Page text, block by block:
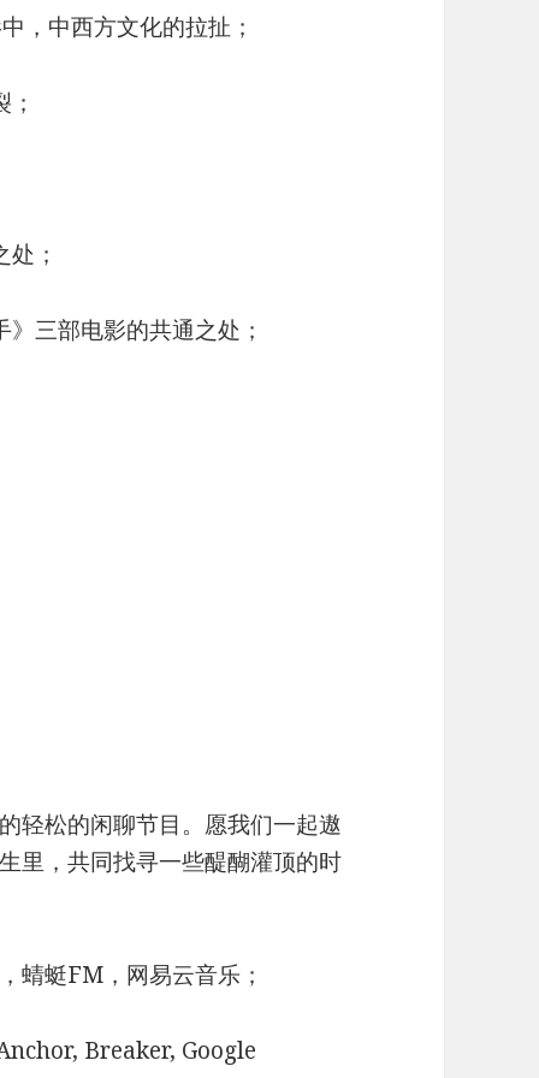
，中西方文化的拉扯；
；
三部电影的共通之处；
轻松的闲聊节目。愿我们一起遨
里，共同找寻一些醍醐灌顶的时
蜻蜓FM，网易云音乐；
Breaker, Google